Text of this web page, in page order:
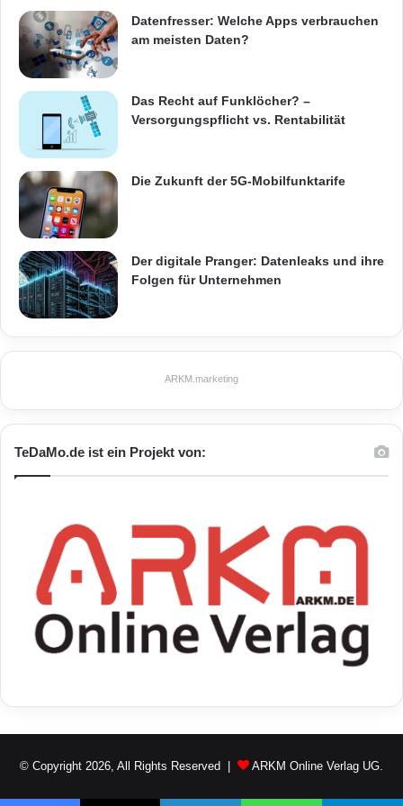
können für alle Handys mit Micro-USB-
Anschluss verwendet werden, sodass sich
mehrere Personen ein Netzteil teilen können.
Quelle: akz-o
ARKM.marketing
Smartphone-Akku
So schont man den Akku
Datenfresser: Welche Apps verbrauchen
am meisten Daten?
Das Recht auf Funklöcher? –
Versorgungspflicht vs. Rentabilität
Die Zukunft der 5G-Mobilfunktarife
Der digitale Pranger: Datenleaks und ihre
Folgen für Unternehmen
ARKM.marketing
TeDaMo.de ist ein Projekt von:
© Copyright 2026, All Rights Reserved | ARKM Online Verlag UG.